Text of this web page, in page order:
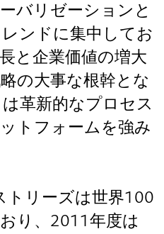
バリゼーションと
ンドに集中してお
と企業価値の増大
の大事な根幹とな
革新的なプロセス
トフォームを強み
トリーズは世界100
り、2011年度は